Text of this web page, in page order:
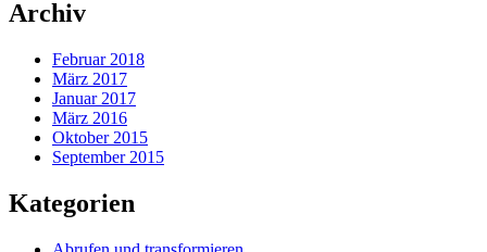
Archiv
Februar 2018
März 2017
Januar 2017
März 2016
Oktober 2015
September 2015
Kategorien